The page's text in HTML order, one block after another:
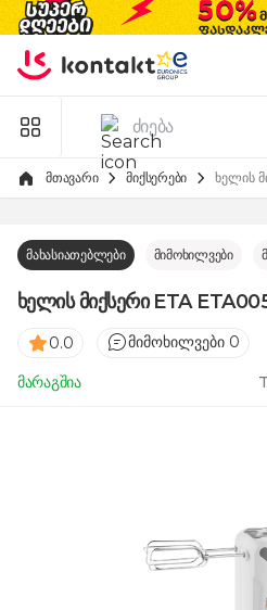
Skip to Content
მთავარი მიქსერები
მახასიათებლები მიმოხილვები
ხელის მიქსერი ETA
0.0 მიმოხილვები 0
მარაგშია